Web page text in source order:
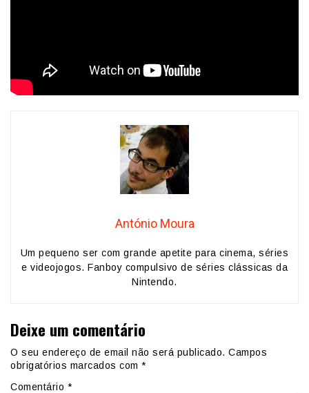
António Moura
Um pequeno ser com grande apetite para cinema, séries
e videojogos. Fanboy compulsivo de séries clássicas da
Nintendo.
Deixe um comentário
O seu endereço de email não será publicado. Campos
obrigatórios marcados com *
Comentário *